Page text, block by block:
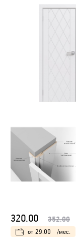
320.00 352.00
от 29.00 /мес.